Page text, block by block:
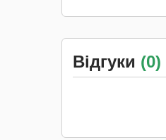
Відгуки (0)